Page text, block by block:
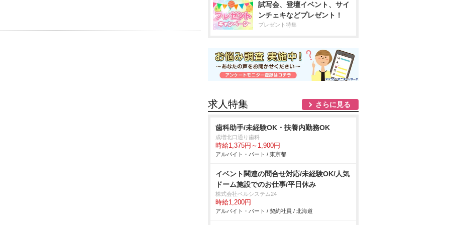
試写会、登壇イベント、サイ
ンチェキなどプレゼント！
プレゼント特集
求人特集 さらに見る
歯科助手/未経験OK・扶養内勤務OK
成増北口通り歯科
時給1,375円～1,900円
アルバイト・パート / 東京都
イベント関連の問合せ対応/未経験OK/人気
ドーム施設でのお仕事/平日休み
株式会社ベルシステム24
時給1,200円
アルバイト・パート / 契約社員 / 北海道